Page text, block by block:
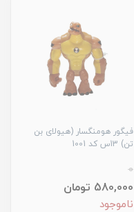
فیگور هومنگسار (هیولای بن
تن) 13س کد 1001
0
580,000 تومان
ناموجود